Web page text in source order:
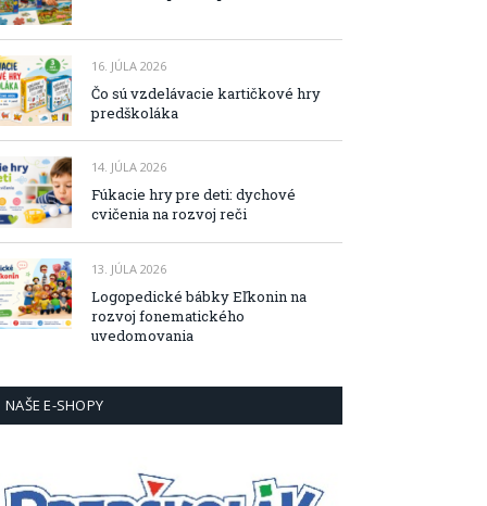
16. JÚLA 2026
Čo sú vzdelávacie kartičkové hry
predškoláka
14. JÚLA 2026
Fúkacie hry pre deti: dychové
cvičenia na rozvoj reči
13. JÚLA 2026
Logopedické bábky Eľkonin na
rozvoj fonematického
uvedomovania
NAŠE E-SHOPY